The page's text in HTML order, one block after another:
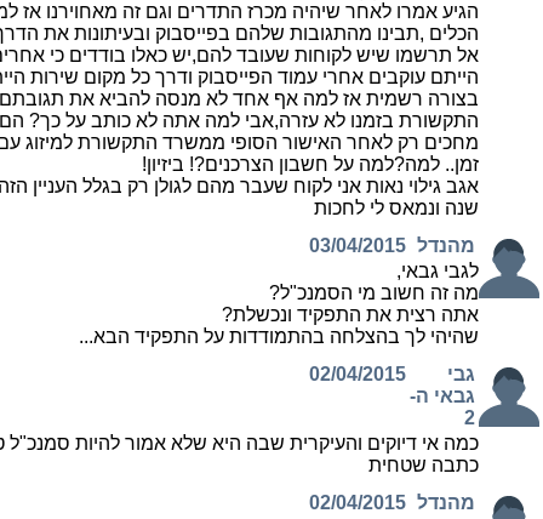
הגיע אמרו לאחר שיהיה מכרז התדרים וגם זה מאחוירנו אז
הכלים ,תבינו מהתגובות שלהם בפייסבוק ובעיתונות את
אל תרשמו שיש לקוחות שעובד להם,יש כאלו בודדים כי
הייתם עוקבים אחרי עמוד הפייסבוק ודרך כל מקום שירות
בצורה רשמית אז למה אף אחד לא מנסה להביא את
התקשורת בזמנו לא עזרה,אבי למה אתה לא כותב על כך? הם
מחכים רק לאחר האישור הסופי ממשרד התקשורת למיזוג עם
זמן.. למה?למה על חשבון הצרכנים?! ביזיון!
אגב גילוי נאות אני לקוח שעבר מהם לגולן רק בגלל העניין
שנה ונמאס לי לחכות
מהנדל 03/04/2015
לגבי גבאי,
מה זה חשוב מי הסמנכ"ל?
אתה רצית את התפקיד ונכשלת?
שהיהי לך בהצלחה בהתמודדות על התפקיד הבא...
גבי
גבאי ה-
2
02/04/2015
כתבה שטחית
מהנדל 02/04/2015